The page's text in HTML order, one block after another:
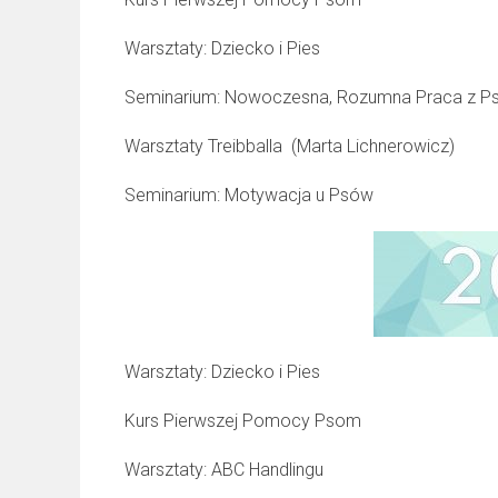
Warsztaty: Dziecko i Pies
Seminarium: Nowoczesna, Rozumna Praca z
Warsztaty Treibballa (Marta Lichnerowicz)
Seminarium: Motywacja u Psów
Warsztaty: Dziecko i Pies
Kurs Pierwszej Pomocy Psom
Warsztaty: ABC Handlingu